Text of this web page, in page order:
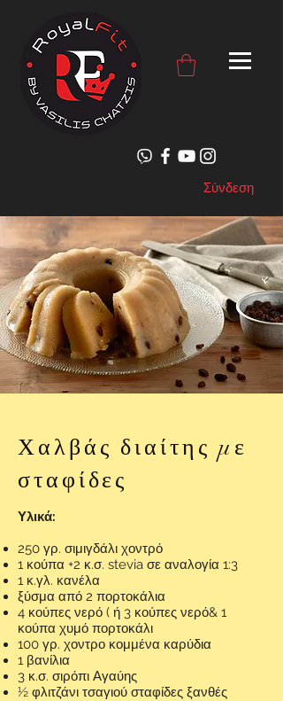
Σύνδεση
Χαλβάς διαίτης με
σταφίδες
Υλικά:
250 γρ. σιμιγδάλι χοντρό
1 κούπα +2 κ.σ. stevia σε αναλογία 1:3
1 κ.γλ. κανέλα
ξύσμα από 2 πορτοκάλια
4 κούπες νερό ( ή 3 κούπες νερό& 1
κούπα χυμό πορτοκάλι
100 γρ. χοντρο κομμένα καρύδια
1 βανίλια
3 κ.σ. σιρόπι Αγαύης
½ φλιτζάνι τσαγιού σταφίδες ξανθές